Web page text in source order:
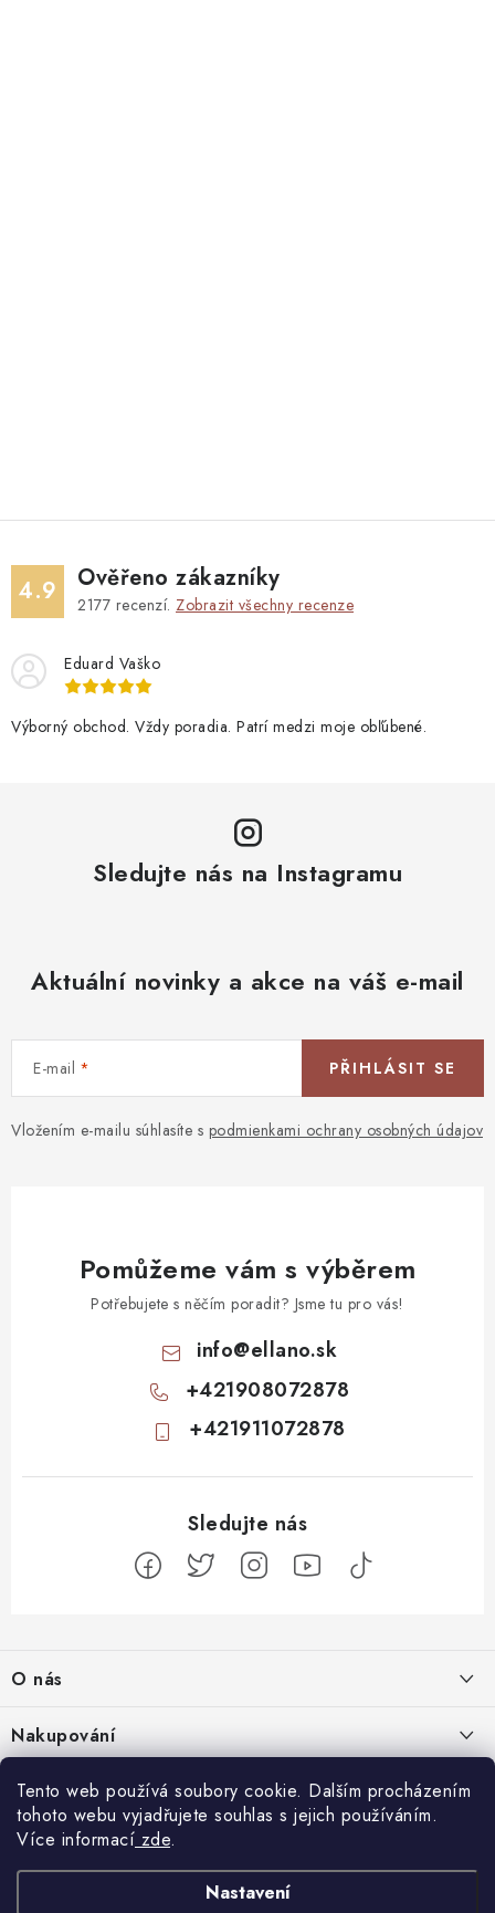
Tento web používá soubory cookie. Dalším procházením
tohoto webu vyjadřujete souhlas s jejich používáním.
Více informací zde.
Nastavení
4.9 Ověřeno zákazníky
2177 recenzí. Zobrazit všechny recenze
Eduard Vaško
Výborný obchod. Vždy poradia. Patrí medzi moje obľúbené.
Sledujte nás na Instagramu
Aktuální novinky a akce na váš e-mail
E-mail
Vložením e-mailu súhlasíte s podmienkami ochrany osobných údajov
PŘIHLÁSIT SE
Pomůžeme vám s výběrem
Potřebujete s něčím poradit? Jsme tu pro vás!
info@ellano.sk
+421908072878
+421911072878
p
a
t
O nás
Kontakty
Profil firmy
Produktové stránky
Nejčastejší otázky
Nakupování
Odstoupit od smlouvy
Obchodní podmínky
Blog
Nenápadný začátek, totální mindfuck na konci: 11 filmů, které vás
Facebook
Magazin Digitálně